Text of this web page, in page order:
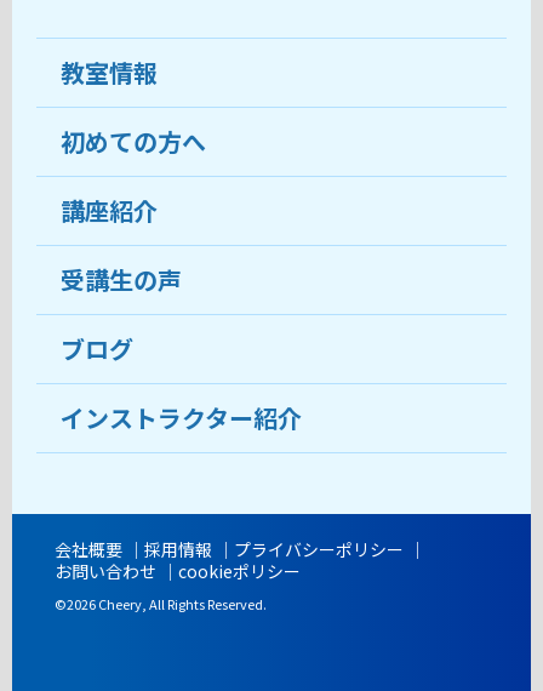
教室情報
教室について
受講生の声
おすすめ・人気の講座
目的から講座を探す
教室ブログ
開講時間
初めての方へ
ココがおすすめ
料金
受講までの流れ
よくあるご質問
講座紹介
受講生の声
ブログ
インストラクター紹介
会社概要 採用情報
プライバシーポリシー
お問い合わせ
cookieポリシー
©2026 Cheery, All Rights Reserved.